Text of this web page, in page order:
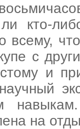
кто-
всему,
с
и
на